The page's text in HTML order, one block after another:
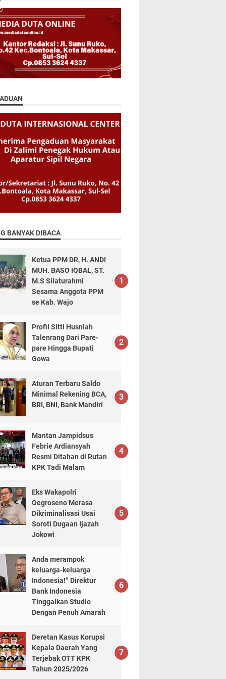
BANYAK DIBACA
Ketua PPM DR, H. ANDI
MUH. BASO IQBAL, ST.
M.S Silaturahmi
Sesama Anggota PPM
se Kab. Wajo
Profil Sitti Husniah
Talenrang Dari Pare-
pare Hingga Bupati
Gowa
Aturan Terbaru Saldo
Minimal Rekening BCA,
BRI, BNI, Bank Mandiri
Mantan Jampidsus
Febrie Ardiansyah
Resmi Ditahan di Rutan
KPK Tadi Malam
Eks Wakapolri
Oegroseno Merasa
Dikriminalisasi Usai
Soroti Dugaan Ijazah
Jokowi
Anda merampok
keluarga-keluarga
Indonesia!” Direktur
Bank Indonesia
Tinggalkan Studio
Dengan Penuh Amarah
Deretan Kasus Korupsi
Kepala Daerah Yang
Terjebak OTT KPK
Tahun 2025/2026